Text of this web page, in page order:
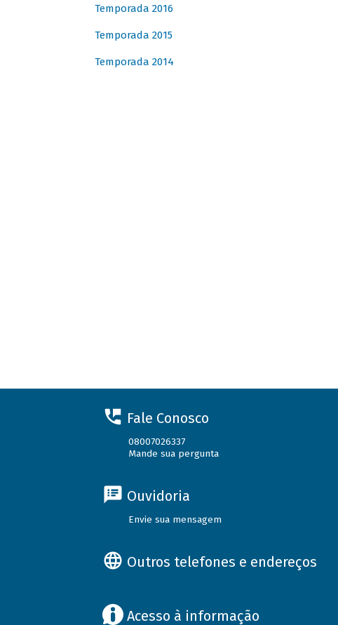
Temporada 2016
Temporada 2015
Temporada 2014
Fale Conosco
08007026337
Mande sua pergunta
Ouvidoria
Envie sua mensagem
Outros telefones e endereços
Acesso à informação